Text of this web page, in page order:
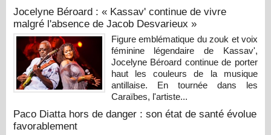
Jocelyne Béroard : « Kassav' continue de vivre
malgré l'absence de Jacob Desvarieux »
Figure emblématique du zouk et voix
féminine légendaire de Kassav',
Jocelyne Béroard continue de porter
haut les couleurs de la musique
antillaise. En tournée dans les
Caraïbes, l'artiste...
Paco Diatta hors de danger : son état de santé évolue
favorablement